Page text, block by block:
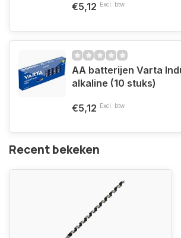
€5,12 Excl. btw
AA batterijen Varta
alkaline (10 stuks)
€5,12 Excl. btw
Recent bekeken